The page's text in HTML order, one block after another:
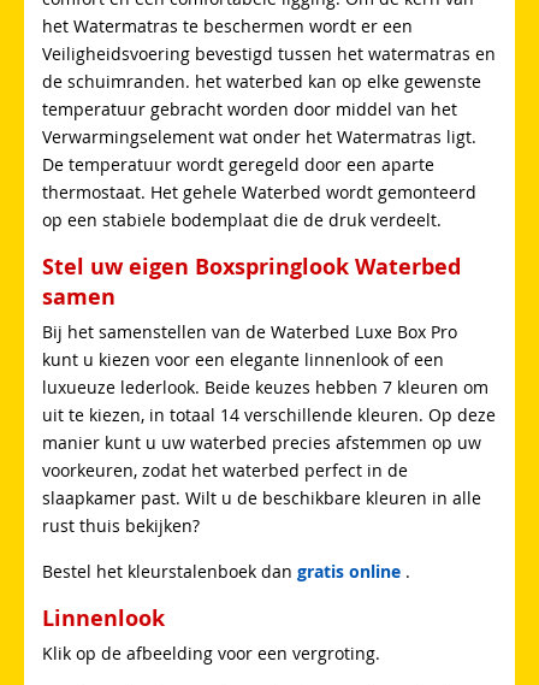
het Watermatras te beschermen wordt er een
Veiligheidsvoering bevestigd tussen het watermatras en
de schuimranden. het waterbed kan op elke gewenste
temperatuur gebracht worden door middel van het
Verwarmingselement wat onder het Watermatras ligt.
De temperatuur wordt geregeld door een aparte
thermostaat. Het gehele Waterbed wordt gemonteerd
op een stabiele bodemplaat die de druk verdeelt.
Stel uw eigen Boxspringlook Waterbed
samen
Bij het samenstellen van de Waterbed Luxe Box Pro
kunt u kiezen voor een elegante linnenlook of een
luxueuze lederlook. Beide keuzes hebben 7 kleuren om
uit te kiezen, in totaal 14 verschillende kleuren. Op deze
manier kunt u uw waterbed precies afstemmen op uw
voorkeuren, zodat het waterbed perfect in de
slaapkamer past. Wilt u de beschikbare kleuren in alle
rust thuis bekijken?
Bestel het kleurstalenboek dan gratis online .
Linnenlook
Klik op de afbeelding voor een vergroting.